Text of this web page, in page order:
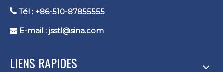
 Tél : +86-510-87855555
 E-mail : jsstl@sina.com
LIENS RAPIDES